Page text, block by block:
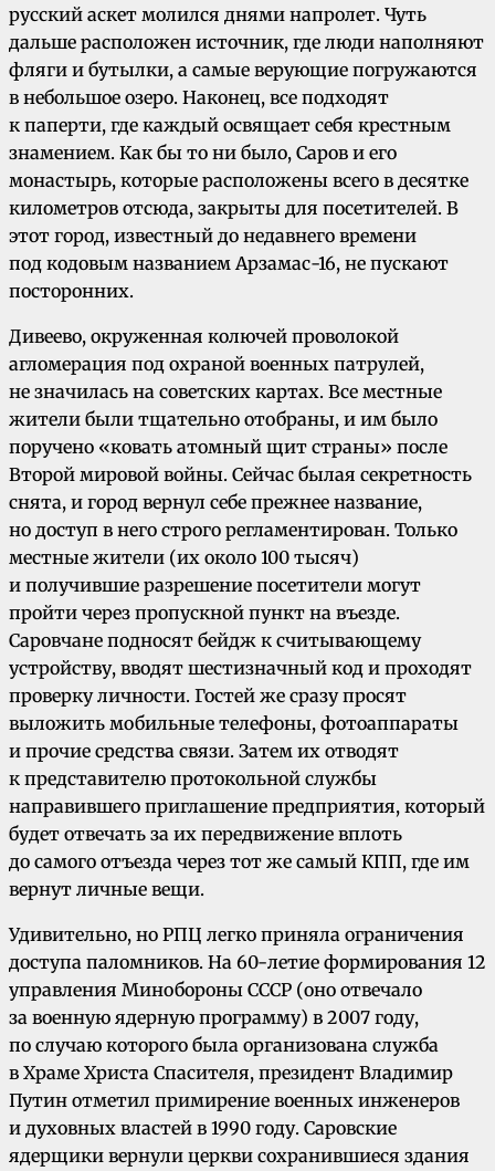
русский аскет молился днями напролет. Чуть
дальше расположен источник, где люди наполняют
фляги и бутылки, а самые верующие погружаются
в небольшое озеро. Наконец, все подходят
к паперти, где каждый освящает себя крестным
знамением. Как бы то ни было, Саров и его
монастырь, которые расположены всего в десятке
километров отсюда, закрыты для посетителей. В
этот город, известный до недавнего времени
под кодовым названием Арзамас-16, не пускают
посторонних.
Дивеево, окруженная колючей проволокой
агломерация под охраной военных патрулей,
не значилась на советских картах. Все местные
жители были тщательно отобраны, и им было
поручено «ковать атомный щит страны» после
Второй мировой войны. Сейчас былая секретность
снята, и город вернул себе прежнее название,
но доступ в него строго регламентирован. Только
местные жители (их около 100 тысяч)
и получившие разрешение посетители могут
пройти через пропускной пункт на въезде.
Саровчане подносят бейдж к считывающему
устройству, вводят шестизначный код и проходят
проверку личности. Гостей же сразу просят
выложить мобильные телефоны, фотоаппараты
и прочие средства связи. Затем их отводят
к представителю протокольной службы
направившего приглашение предприятия, который
будет отвечать за их передвижение вплоть
до самого отъезда через тот же самый КПП, где им
вернут личные вещи.
Удивительно, но РПЦ легко приняла ограничения
доступа паломников. На 60-летие формирования 12
управления Минобороны СССР (оно отвечало
за военную ядерную программу) в 2007 году,
по случаю которого была организована служба
в Храме Христа Спасителя, президент Владимир
Путин отметил примирение военных инженеров
и духовных властей в 1990 году. Саровские
ядерщики вернули церкви сохранившиеся здания